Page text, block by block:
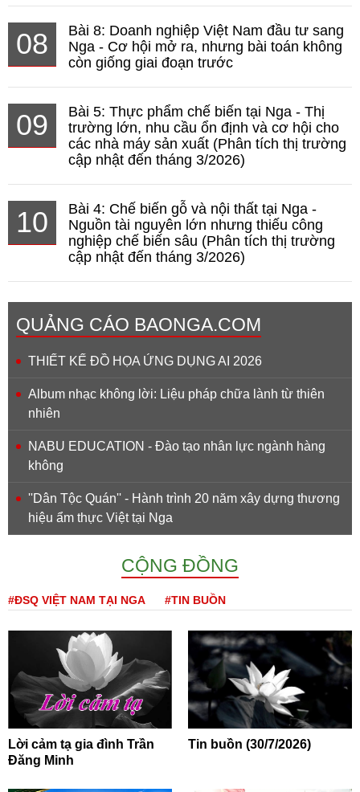
08
Bài 8: Doanh nghiệp Việt Nam đầu tư sang
Nga - Cơ hội mở ra, nhưng bài toán không
còn giống giai đoạn trước
09
Bài 5: Thực phẩm chế biến tại Nga - Thị
trường lớn, nhu cầu ổn định và cơ hội cho
các nhà máy sản xuất (Phân tích thị trường
cập nhật đến tháng 3/2026)
10
Bài 4: Chế biến gỗ và nội thất tại Nga -
Nguồn tài nguyên lớn nhưng thiếu công
nghiệp chế biến sâu (Phân tích thị trường
cập nhật đến tháng 3/2026)
QUẢNG CÁO BAONGA.COM
THIẾT KẾ ĐỒ HỌA ỨNG DỤNG AI 2026
Album nhạc không lời: Liệu pháp chữa lành từ thiên
nhiên
NABU EDUCATION - Đào tạo nhân lực ngành hàng
không
''Dân Tộc Quán'' - Hành trình 20 năm xây dựng thương
hiệu ẩm thực Việt tại Nga
CỘNG ĐỒNG
#ĐSQ VIỆT NAM TẠI NGA #TIN BUỒN
Lời cảm tạ gia đình Trần
Đăng Minh
Tin buồn (30/7/2026)